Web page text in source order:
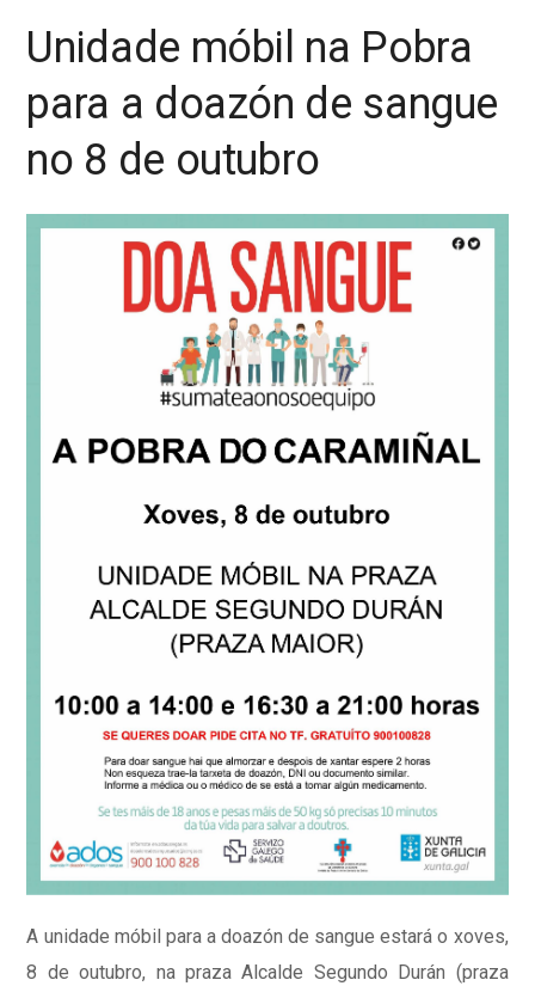
Unidade móbil na Pobra
para a doazón de sangue
no 8 de outubro
A unidade móbil para a doazón de sangue estará o xoves,
8 de outubro, na praza Alcalde Segundo Durán (praza